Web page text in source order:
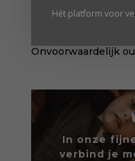
Doucleff
How2talk2kids |
Onvoorwaardelijk
In onze
verbind je
Hét platform voor